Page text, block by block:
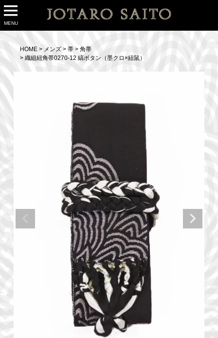
MENU
HOME メンズ 帯
角帯
織組紐角帯0270-12 縞ボタン（墨クロ×紐鼠）